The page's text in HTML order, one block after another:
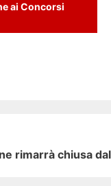
ai Concorsi
rimarrà chiusa dal